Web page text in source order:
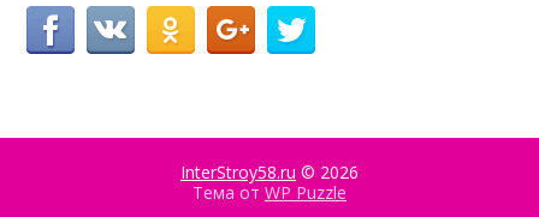
InterStroy58.ru © 2026
Тема от WP Puzzle